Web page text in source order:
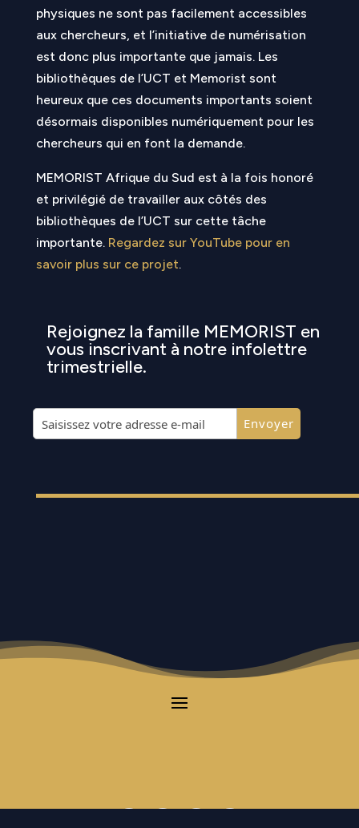
physiques ne sont pas facilement accessibles
aux chercheurs, et l’initiative de numérisation
est donc plus importante que jamais. Les
bibliothèques de l’UCT et Memorist sont
heureux que ces documents importants soient
désormais disponibles numériquement pour les
chercheurs qui en font la demande.
MEMORIST Afrique du Sud est à la fois honoré
et privilégié de travailler aux côtés des
bibliothèques de l’UCT sur cette tâche
importante. Regardez sur YouTube pour en
savoir plus sur ce projet.
Rejoignez la famille MEMORIST en
vous inscrivant à notre infolettre
trimestrielle.